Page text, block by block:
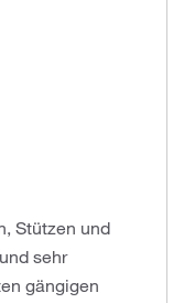
Stützen und
sehr
gängigen